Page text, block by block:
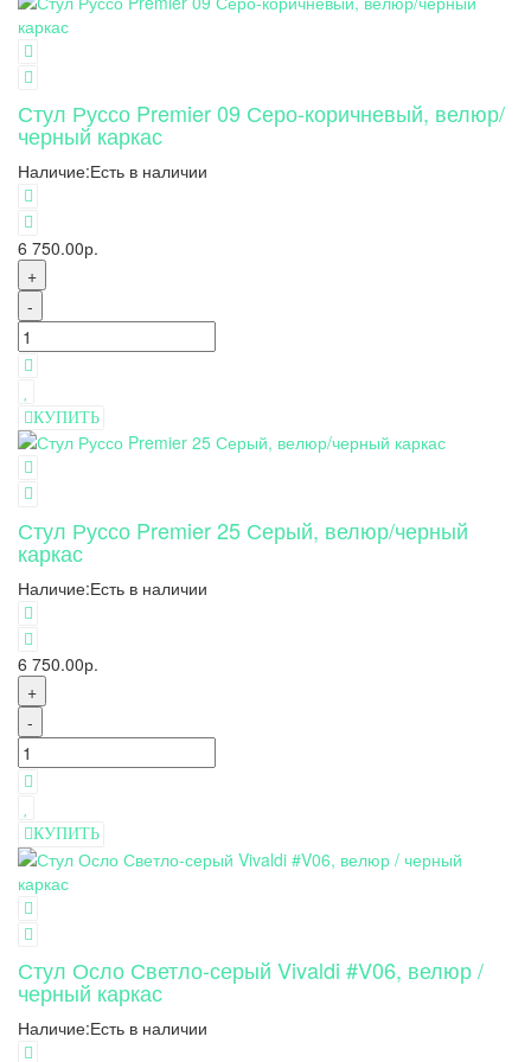
Стул Руссо Premier 09 Серо-коричневый, велюр/
черный каркас
Наличие:Есть в наличии
6 750.00р.
+
-
КУПИТЬ
Стул Руссо Premier 25 Серый, велюр/черный
каркас
Наличие:Есть в наличии
6 750.00р.
+
-
КУПИТЬ
Стул Осло Светло-серый Vivaldi #V06, велюр /
черный каркас
Наличие:Есть в наличии